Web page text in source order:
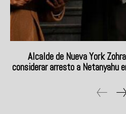
Alcalde de Nueva York
considerar arresto a Netanyahu